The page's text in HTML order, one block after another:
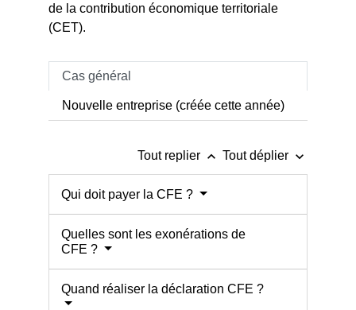
de la contribution économique territoriale
(CET).
Cas général
Nouvelle entreprise (créée cette année)
Tout replier keyboard_arrow_up Tout déplier keyboard_arrow_down
Qui doit payer la CFE ?
Quelles sont les exonérations de
CFE ?
Quand réaliser la déclaration CFE ?